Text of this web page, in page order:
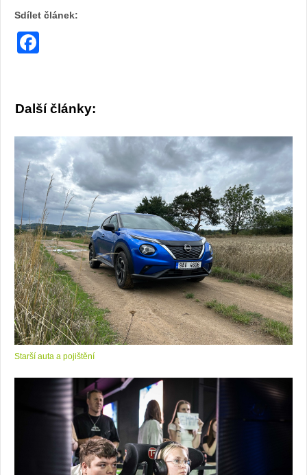
Sdílet článek:
Další články:
Starší auta a pojištění